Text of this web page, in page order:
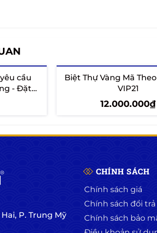
cầu
- Đặt
Biệt Thự Vàng Mã
VIP21
12.000.000₫
P. Trung Mỹ
CHÍNH SÁCH
Chính sách giá
Chính sách đổi trả
Chính sách bảo